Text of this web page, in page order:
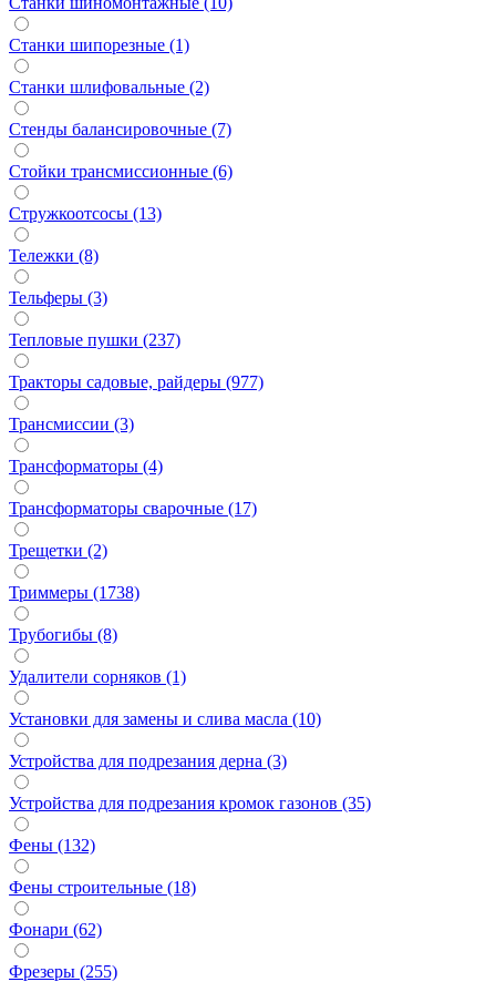
Станки шипорезные (1)
Станки шлифовальные (2)
Стенды балансировочные (7)
Стойки трансмиссионные (6)
Стружкоотсосы (13)
Тележки (8)
Тельферы (3)
Тепловые пушки (237)
Тракторы садовые, райдеры (977)
Трансмиссии (3)
Трансформаторы (4)
Трансформаторы сварочные (17)
Трещетки (2)
Триммеры (1738)
Трубогибы (8)
Удалители сорняков (1)
Установки для замены и слива масла (10)
Устройства для подрезания дерна (3)
Устройства для подрезания кромок газонов (35)
Фены (132)
Фены строительные (18)
Фонари (62)
Фрезеры (255)